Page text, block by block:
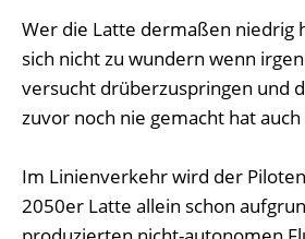
Wer die Latte dermaßen niedrig
sich nicht zu wundern wenn
versucht drüberzuspringen und
zuvor noch nie gemacht hat
Im Linienverkehr wird der
2050er Latte allein schon